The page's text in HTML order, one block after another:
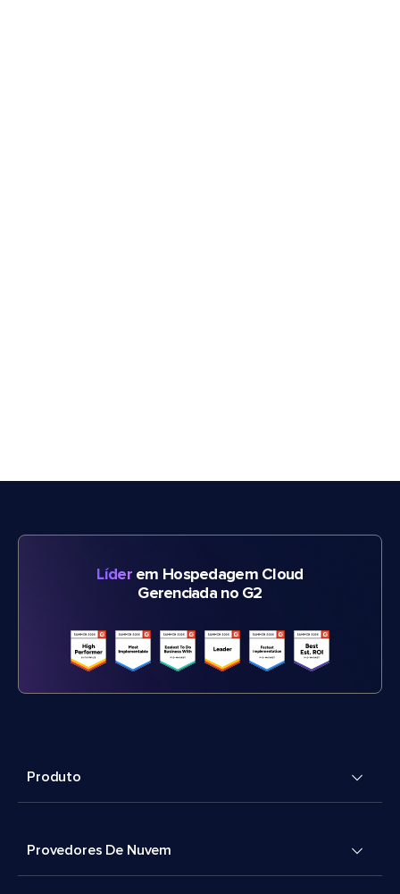
Líderem Hospedagem Cloud
Gerenciada no G2
Produto
Provedores De Nuvem